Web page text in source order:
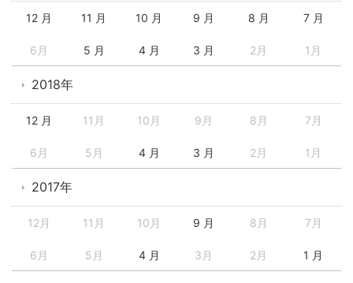
12 月 11 月 10 月 9 月 8 月 7 月
6月 5 月 4 月 3 月 2月 1月
2018年
12 月 11月 10月 9月 8月 7月
6月 5月 4 月 3 月 2月 1月
2017年
12月 11月 10月 9 月 8月 7月
6月 5月 4 月 3月 2月 1 月